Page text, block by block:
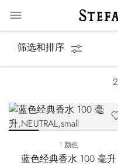
筛选和排序
2
1 颜色
蓝色经典香水 100 毫升